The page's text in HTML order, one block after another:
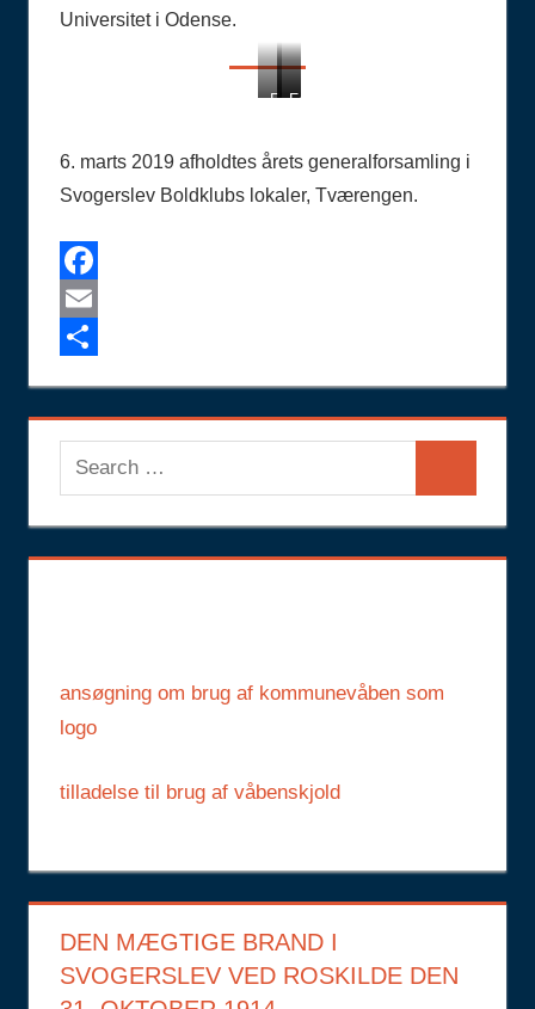
Universitet i Odense.
Foto
Jensen
Foto
Pedersen
Foto
Bade
6. marts 2019 afholdtes årets generalforsamling i
Svogerslev Boldklubs lokaler, Tværengen.
Facebook
Email
Search
for:
ansøgning om brug af kommunevåben som
logo
tilladelse til brug af våbenskjold
DEN MÆGTIGE BRAND I
SVOGERSLEV VED ROSKILDE DEN